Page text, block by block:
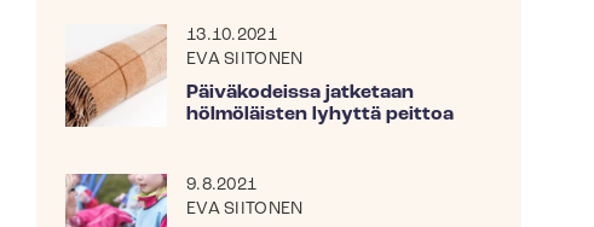
13.10.2021
EVA SIITONEN
Päiväkodeissa jatketaan
hölmöläisten lyhyttä peittoa
9.8.2021
EVA SIITONEN